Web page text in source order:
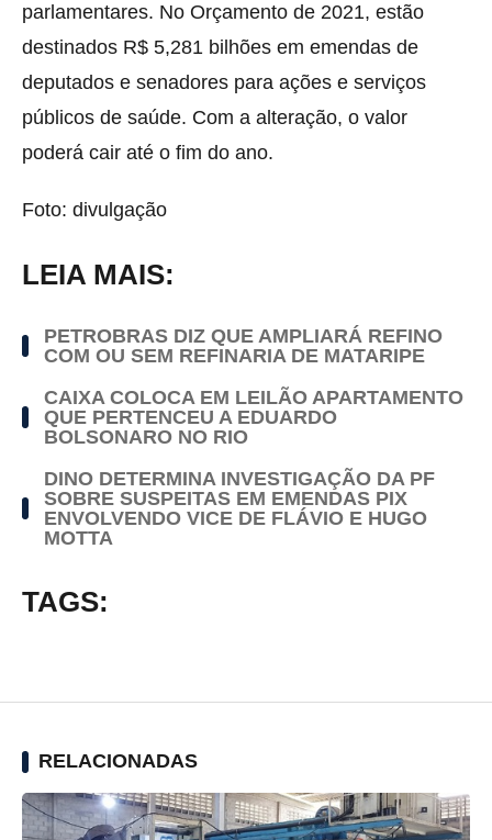
parlamentares. No Orçamento de 2021, estão
destinados R$ 5,281 bilhões em emendas de
deputados e senadores para ações e serviços
públicos de saúde. Com a alteração, o valor
poderá cair até o fim do ano.
Foto: divulgação
LEIA MAIS:
PETROBRAS DIZ QUE AMPLIARÁ REFINO
COM OU SEM REFINARIA DE MATARIPE
CAIXA COLOCA EM LEILÃO APARTAMENTO
QUE PERTENCEU A EDUARDO
BOLSONARO NO RIO
DINO DETERMINA INVESTIGAÇÃO DA PF
SOBRE SUSPEITAS EM EMENDAS PIX
ENVOLVENDO VICE DE FLÁVIO E HUGO
MOTTA
TAGS:
RELACIONADAS